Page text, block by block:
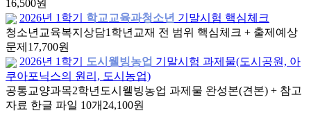
16,500원
2026년 1학기
학교교육과청소년 기말시험 핵심체크
청소년교육복지상담1학년 교재 전 범위 핵심체크 + 출제예상
문제 17,700원
2026년 1학기
도시웰빙농업 기말시험 과제물(도시공원, 아
쿠아포닉스의 원리, 도시농업)
공통교양과목2학년 도시웰빙농업 과제물 완성본(견본) + 참고
자료 한글 파일 10개 24,100원